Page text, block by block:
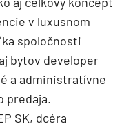
v luxusnom
spoločnosti
bytov developer
a administratívne
predaja.
SK, dcéra